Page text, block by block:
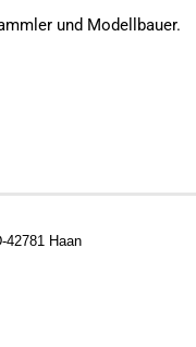
und Modellbauer.
42781 Haan